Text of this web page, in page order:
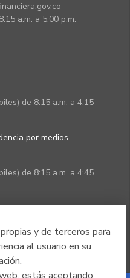
y de terceros para
al usuario en su
a.m. a 5:00 p.m.
de 8:15 a.m. a 4:15
por medios
de 8:15 a.m. a 4:45